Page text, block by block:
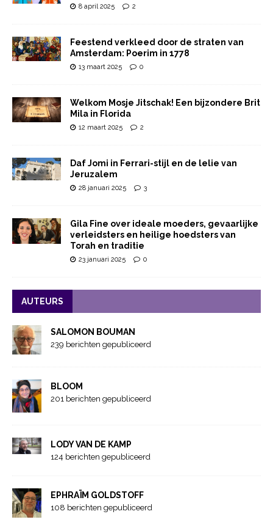
8 april 2025 2
Feestend verkleed door de straten van
Amsterdam: Poerim in 1778
13 maart 2025 0
Welkom Mosje Jitschak! Een bijzondere Brit
Mila in Florida
12 maart 2025 2
Daf Jomi in Ferrari-stijl en de lelie van
Jeruzalem
28 januari 2025 3
Gila Fine over ideale moeders, gevaarlijke
verleidsters en heilige hoedsters van
Torah en traditie
23 januari 2025 0
AUTEURS
SALOMON BOUMAN
239 berichten gepubliceerd
BLOOM
201 berichten gepubliceerd
LODY VAN DE KAMP
124 berichten gepubliceerd
EPHRAÏM GOLDSTOFF
108 berichten gepubliceerd